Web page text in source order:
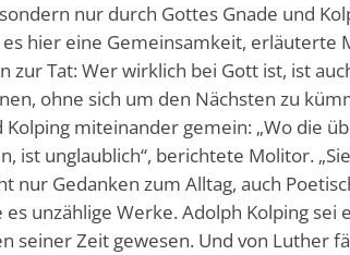
nur durch Gottes Gnade und
hier eine Gemeinsamkeit, erläuterte
zur Tat: Wer wirklich bei Gott ist, ist
ohne sich um den Nächsten zu
miteinander gemein: „Wo die
ist unglaublich“, berichtete Molitor.
nur Gedanken zum Alltag, auch
es unzählige Werke. Adolph Kolping
seiner Zeit gewesen. Und von Luther